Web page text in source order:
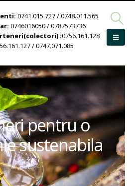
0741.015.727 / 0748.011.565
0746016050 / 0787573736
:0756.161.128
/ 0747.071.085
pentru o
sustenabila